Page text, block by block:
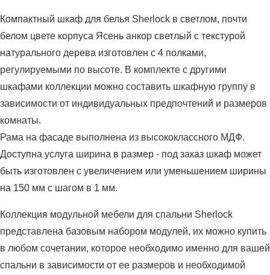
Компактный шкаф для белья Sherlock в светлом, почти
белом цвете корпуса Ясень анкор светлый с текстурой
натурального дерева изготовлен с 4 полками,
регулируемыми по высоте. В комплекте с другими
шкафами коллекции можно составить шкафную группу в
зависимости от индивидуальных предпочтений и размеров
комнаты.
Рама на фасаде выполнена из высококлассного МДФ.
Доступна услуга ширина в размер - под заказ шкаф может
быть изготовлен с увеличением или уменьшением ширины
на 150 мм с шагом в 1 мм.
Коллекция модульной мебели для спальни Sherlock
представлена базовым набором модулей, их можно купить
в любом сочетании, которое необходимо именно для вашей
спальни в зависимости от ее размеров и необходимой